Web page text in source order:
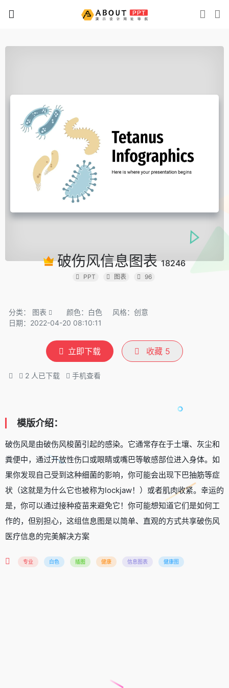
破伤风信息图表18246
PPT 图表 96
分类： 图表 颜色：白色
风格：创意
日期：2022-04-20 08:10:11
立即下载 收藏 5
2 人已下载 手机查看
模版介绍：
破伤风是由破伤风梭菌引起的感染。它通常存在于土壤、灰尘和
粪便中，通过开放性伤口或眼睛或嘴巴等敏感部位进入身体。如
果你发现自己受到这种细菌的影响，你可能会出现下巴抽筋等症
状（这就是为什么它也被称为lockjaw！）或者肌肉收紧。幸运的
是，你可以通过接种疫苗来避免它！你可能想知道它们是如何工
作的，但别担心，这组信息图是以简单、直观的方式共享破伤风
医疗信息的完美解决方案
专业 白色 插图 健康 信息图表 健康图